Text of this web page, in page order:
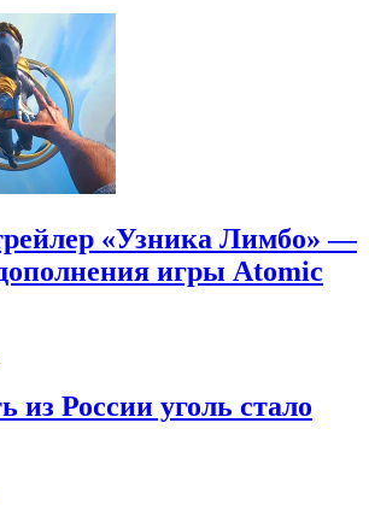
«Узника Лимбо» —
игры Atomic
из России уголь стало